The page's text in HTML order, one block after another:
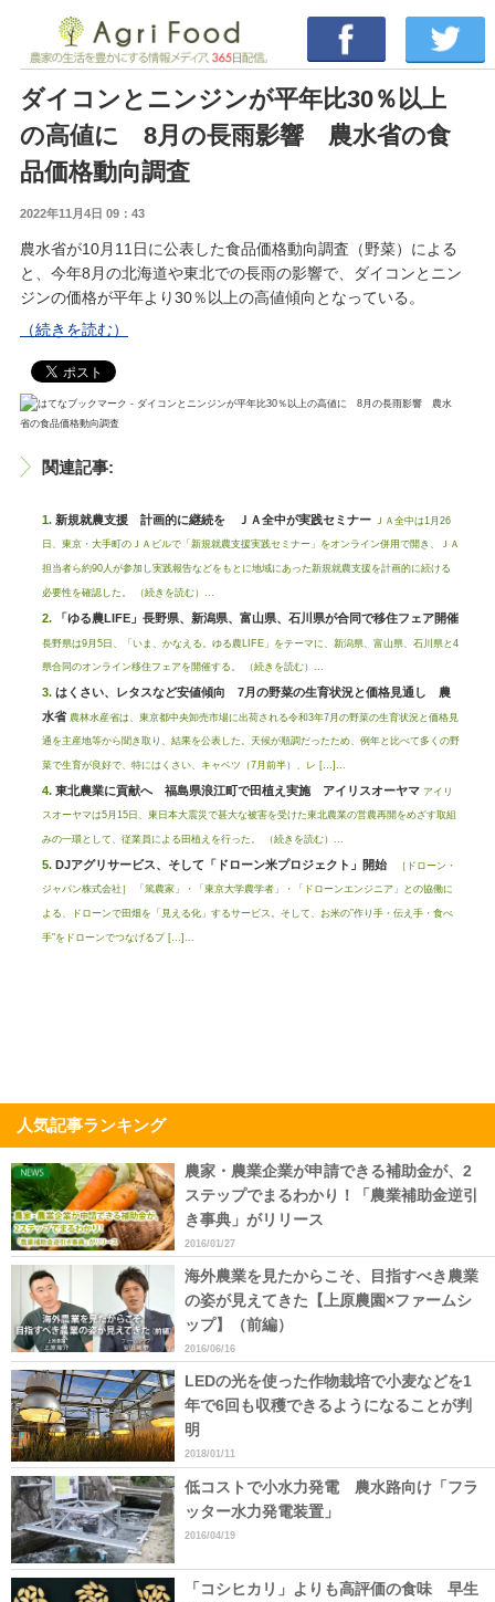
ダイコンとニンジンが平年比30％以上
の高値に 8月の長雨影響 農水省の食
品価格動向調査
2022年11月4日 09：43
農水省が10月11日に公表した食品価格動向調査（野菜）による
と、今年8月の北海道や東北での長雨の影響で、ダイコンとニン
ジンの価格が平年より30％以上の高値傾向となっている。
（続きを読む）
関連記事:
新規就農支援 計画的に継続を ＪＡ全中が実践セミナー ＪＡ全中は1月26
日、東京・大手町のＪＡビルで「新規就農支援実践セミナー」をオンライン併用で開き、ＪＡ
担当者ら約90人が参加し実践報告などをもとに地域にあった新規就農支援を計画的に続ける
必要性を確認した。 （続きを読む）...
「ゆる農LIFE」長野県、新潟県、富山県、石川県が合同で移住フェア開催
長野県は9月5日、「いま、かなえる。ゆる農LIFE」をテーマに、新潟県、富山県、石川県と4
県合同のオンライン移住フェアを開催する。 （続きを読む）...
はくさい、レタスなど安値傾向 7月の野菜の生育状況と価格見通し 農
水省 農林水産省は、東京都中央卸売市場に出荷される令和3年7月の野菜の生育状況と価格見
通を主産地等から聞き取り、結果を公表した。天候が順調だったため、例年と比べて多くの野
菜で生育が良好で、特にはくさい、キャベツ（7月前半）、レ […]...
東北農業に貢献へ 福島県浪江町で田植え実施 アイリスオーヤマ アイリ
スオーヤマは5月15日、東日本大震災で甚大な被害を受けた東北農業の営農再開をめざす取組
みの一環として、従業員による田植えを行った。 （続きを読む）...
DJアグリサービス、そして「ドローン米プロジェクト」開始
［ドローン・
ジャパン株式会社］ 「篤農家」・「東京大学農学者」・「ドローンエンジニア」との協働に
よる、ドローンで田畑を「見える化」するサービス。そして、お米の”作り手・伝え手・食べ
手”をドローンでつなげるプ […]...
人気記事ランキング
農家・農業企業が申請できる補助金が、2
ステップでまるわかり！「農業補助金逆引
き事典」がリリース
2016/01/27
海外農業を見たからこそ、目指すべき農業
の姿が見えてきた【上原農園×ファームシ
ップ】（前編）
2016/06/16
LEDの光を使った作物栽培で小麦などを1
年で6回も収穫できるようになることが判
明
2018/01/11
低コストで小水力発電 農水路向け「フラ
ッター水力発電装置」
2016/04/19
「コシヒカリ」よりも高評価の食味 早生